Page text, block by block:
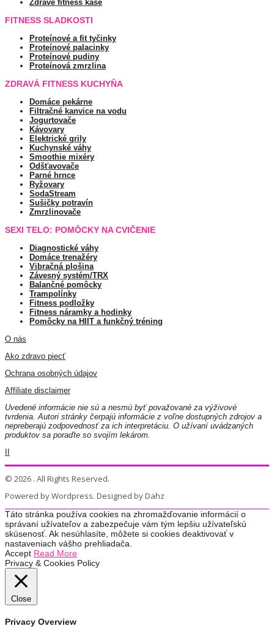
Zdravé fitness kaše
FITNESS SLADKOSTI
Proteínové a fit tyčinky
Proteínové palacinky
Proteínové pudiny
Proteínová zmrzlina
ZDRAVÁ FITNESS KUCHYŇA
Domáce pekárne
Filtračné kanvice na vodu
Jogurtovače
Kávovary
Elektrické grily
Kuchynské váhy
Smoothie mixéry
Odšťavovače
Parné hrnce
Ryžovary
SodaStream
Sušičky potravín
Zmrzlinovače
SEXI TELO: POMÔCKY NA CVIČENIE
Diagnostické váhy
Domáce trenažéry
Vibračná plošina
Závesný systém/TRX
Balančné pomôcky
Trampolínky
Fitness podložky
Fitness náramky a hodinky
Pomôcky na HIIT a funkčný tréning
O nás
Ako zdravo piecť
Ochrana osobných údajov
Affiliate disclaimer
Uvedené informácie nie sú a nesmú byť považované za výživové
tvrdenia. Autori stránky čerpajú informácie z voľne dostupných zdrojov a
nepreberajú zodpovednosť za ich interpretáciu. O užívaní uvádzaných
produktov sa poraďte so svojím lekárom.
© 2026 . All Rights Reserved.
Powered by Wordpress. Designed by Dahz
Táto stránka používa cookies na zhromažďovanie informácií o
správaní užívateľov a zabezpečuje vám tým lepšiu užívateľskú
skúsenosť. Ak nesúhlasíte, môžete si cookies deaktivovať v
nastaveniach vášho prehliadača.
Accept Read More
Privacy & Cookies Policy
Close
Privacy Overview